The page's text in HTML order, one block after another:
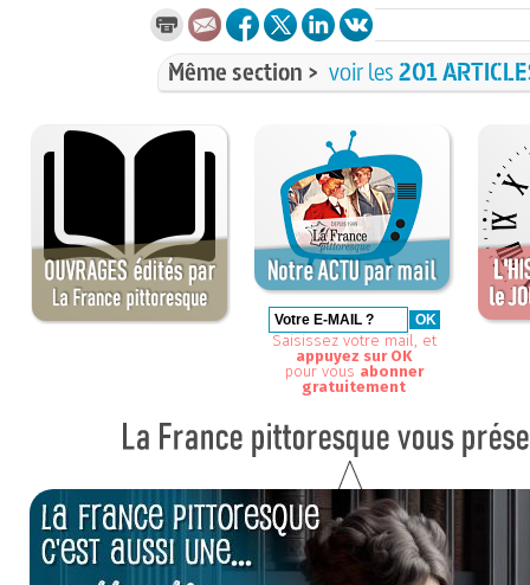
Même section > voir les201
Saisissez votre mail, et
appuyez sur OK
pour vous abonner
gratuitement